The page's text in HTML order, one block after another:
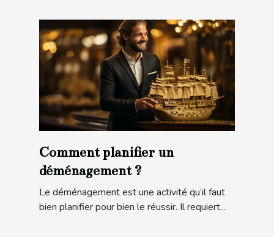
Comment planifier un
déménagement ?
Le déménagement est une activité qu’il faut
bien planifier pour bien le réussir. Il requiert...